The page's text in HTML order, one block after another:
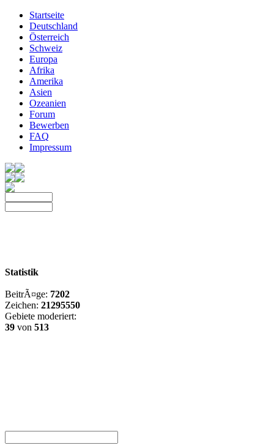
Startseite
Deutschland
Österreich
Schweiz
Europa
Afrika
Amerika
Asien
Ozeanien
Forum
Bewerben
FAQ
Impressum
Statistik
BeitrÃ¤ge: 7202
Zeichen: 21295550
Gebiete moderiert:
39 von 513